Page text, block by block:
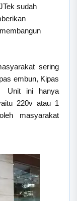
sudah
sering
embun, Kipas
Unit ini hanya
220v atau 1
masyarakat